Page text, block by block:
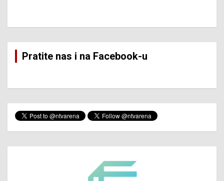
Pratite nas i na Facebook-u